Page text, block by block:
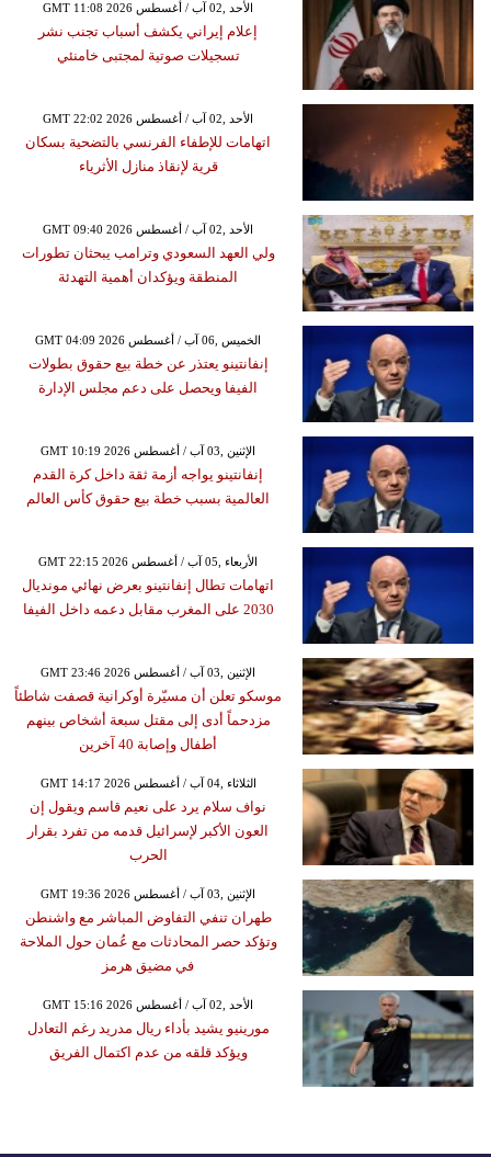
GMT 11:08 2026 الأحد ,02 آب / أغسطس
إعلام إيراني يكشف أسباب تجنب نشر
تسجيلات صوتية لمجتبى خامنئي
GMT 22:02 2026 الأحد ,02 آب / أغسطس
اتهامات للإطفاء الفرنسي بالتضحية بسكان
قرية لإنقاذ منازل الأثرياء
GMT 09:40 2026 الأحد ,02 آب / أغسطس
ولي العهد السعودي وترامب يبحثان تطورات
المنطقة ويؤكدان أهمية التهدئة
GMT 04:09 2026 الخميس ,06 آب / أغسطس
إنفانتينو يعتذر عن خطة بيع حقوق بطولات
الفيفا ويحصل على دعم مجلس الإدارة
GMT 10:19 2026 الإثنين ,03 آب / أغسطس
إنفانتينو يواجه أزمة ثقة داخل كرة القدم
العالمية بسبب خطة بيع حقوق كأس العالم
GMT 22:15 2026 الأربعاء ,05 آب / أغسطس
اتهامات تطال إنفانتينو بعرض نهائي مونديال
2030 على المغرب مقابل دعمه داخل الفيفا
GMT 23:46 2026 الإثنين ,03 آب / أغسطس
موسكو تعلن أن مسيّرة أوكرانية قصفت شاطئاً
مزدحماً أدى إلى مقتل سبعة أشخاص بينهم
أطفال وإصابة 40 آخرين
GMT 14:17 2026 الثلاثاء ,04 آب / أغسطس
نواف سلام يرد على نعيم قاسم ويقول إن
العون الأكبر لإسرائيل قدمه من تفرد بقرار
الحرب
GMT 19:36 2026 الإثنين ,03 آب / أغسطس
طهران تنفي التفاوض المباشر مع واشنطن
وتؤكد حصر المحادثات مع عُمان حول الملاحة
في مضيق هرمز
GMT 15:16 2026 الأحد ,02 آب / أغسطس
مورينيو يشيد بأداء ريال مدريد رغم التعادل
ويؤكد قلقه من عدم اكتمال الفريق